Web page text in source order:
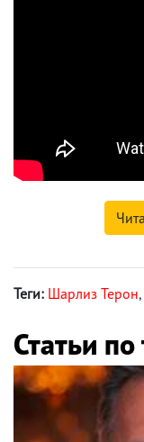
Теги: Шарлиз Терон,
Статьи